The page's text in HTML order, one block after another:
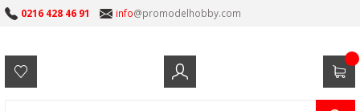
0216 428 46 91 info@promodelhobby.com